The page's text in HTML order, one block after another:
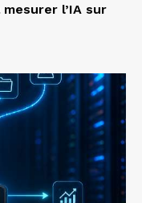
l’IA sur